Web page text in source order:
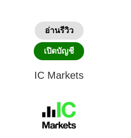
อ่านรีวิว
เปิดบัญชี
IC Markets